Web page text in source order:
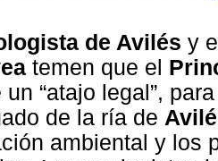
de Avilés y
temen que el
un “atajo legal”,
de la ría de
ambiental y los